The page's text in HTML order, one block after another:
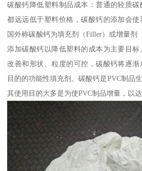
碳酸钙降低塑料制品成本：普通的轻质
都远远低于塑料价格，碳酸钙的添加会
国外称碳酸钙为填充剂（Filler）或增量剂
添加碳酸钙以降低塑料的成本为主要目
改善和形状、粒度的可控，碳酸钙将逐
目的的功能性填充剂。碳酸钙是PVC制品
其使用目的大多是为使PVC制品增量，以